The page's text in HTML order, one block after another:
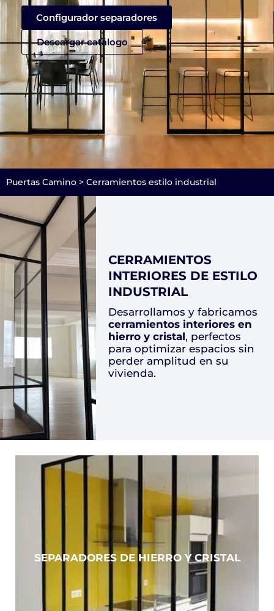
Configurador separadores
Descargar catálogo
Puertas Camino > Cerramientos estilo industrial
CERRAMIENTOS
INTERIORES DE ESTILO
INDUSTRIAL
Desarrollamos y fabricamos
cerramientos interiores en
hierro ycristal, perfectos
para optimizar espacios sin
perder amplitud en su
vivienda.
SEPARADORES DE HIERRO Y CRISTAL